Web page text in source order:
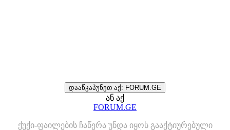
დააწკაპუნეთ აქ: FORUM.GE
ან აქ
FORUM.GE
ქუქი-ფაილების ჩაწერა უნდა იყოს გააქტიურებული